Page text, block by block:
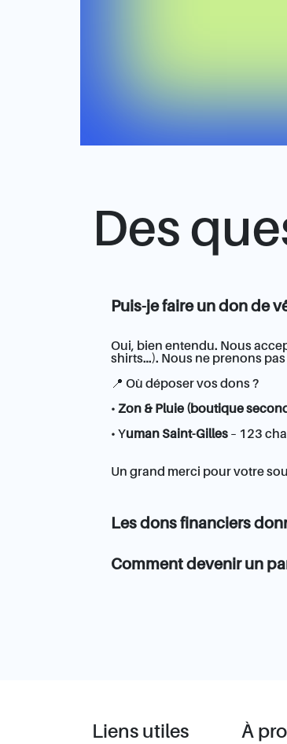
Des
Puis-je faire un don de
Oui, bien entendu. Nous
shirts…). Nous ne prenons
📍 Où déposer vos dons ?
• Zon & Pluie (boutique
• Yuman Saint-Gilles – 123
Un grand merci pour votre
Les dons financiers
Comment devenir un
Liens utiles À